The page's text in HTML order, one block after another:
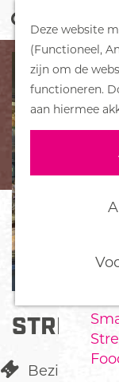
Deze website
(Functioneel,
zijn om de
functioneren.
aan hiermee
G
a
a
r
d
e
h
o
m
e
a
g
e
o
e
k
e
n
M
e
n
u
De
STREET